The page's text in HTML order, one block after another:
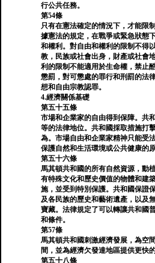
行公共任務。
第54條
只有在憲法確定的情況下，才能限
據憲法的規定，在戰爭或緊急狀態
和權利。對自由和權利的限制不得
教，民族或社會出身，財產或社會
利的限制不能適用於生命權，禁止
懲罰，對可懲處的罪行和刑罰的法
想和自由宗教認罪。
4.經濟關係基礎
第五十五條
市場和企業家的自由得到保障。共
等的法律地位。共和國採取措施打
為。市場自由和企業家精神只能受
保護自然和生活環境或公共健康的原
第五十六條
馬其頓共和國的所有自然資源，動
有特殊文化和歷史價值的物體和建
施，並受到特別保護。共和國保證
及各民族的歷史和藝術遺產，以及
寶藏。法律規定了可以轉讓共和國
和條件。
第57條
馬其頓共和國刺激經濟發展，為空
間，並為經濟欠發達地區提供更快的
第五十八條